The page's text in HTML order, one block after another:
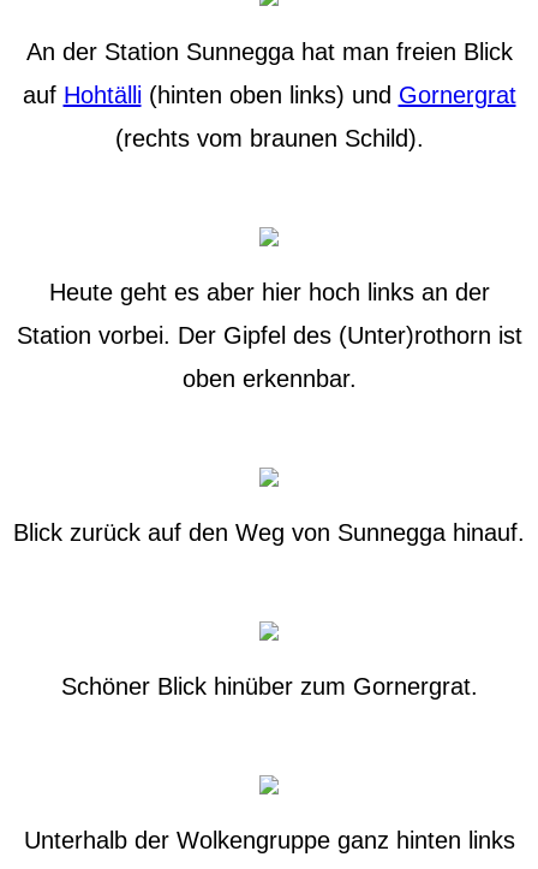
An der Station Sunnegga hat man freien Blick
auf Hohtälli(hinten oben links) und Gornergrat
(rechts vom braunen Schild).
Heute geht es aber hier hoch links an der
Station vorbei. Der Gipfel des (Unter)rothorn ist
oben erkennbar.
Blick zurück auf den Weg von Sunnegga hinauf.
Schöner Blick hinüber zum Gornergrat.
Unterhalb der Wolkengruppe ganz hinten links